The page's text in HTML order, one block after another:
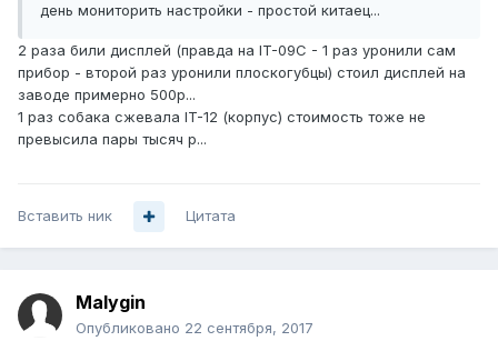
день мониторить настройки - простой китаец...
2 раза били дисплей (правда на IT-09C - 1 раз уронили сам
прибор - второй раз уронили плоскогубцы) стоил дисплей на
заводе примерно 500р...
1 раз собака сжевала IT-12 (корпус) стоимость тоже не
превысила пары тысяч р...
Вставить ник Цитата
Malygin
Опубликовано 22 сентября, 2017